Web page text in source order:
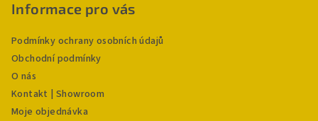
Informace pro vás
Podmínky ochrany osobních údajů
Obchodní podmínky
O nás
Kontakt | Showroom
Moje objednávka